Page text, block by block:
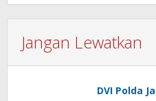
Jangan Lewatkan
DVI Polda